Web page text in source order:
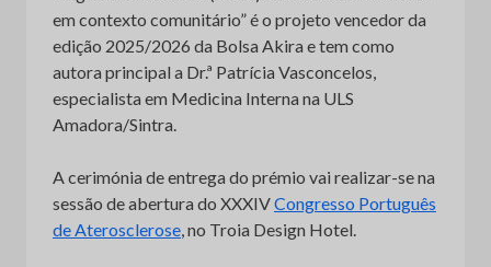
em contexto comunitário” é o projeto vencedor da
edição 2025/2026 da Bolsa Akira e tem como
autora principal a Dr.ª Patrícia Vasconcelos,
especialista em Medicina Interna na ULS
Amadora/Sintra.
A cerimónia de entrega do prémio vai realizar-se na
sessão de abertura do XXXIVCongresso Português
de Aterosclerose, no Troia Design Hotel.